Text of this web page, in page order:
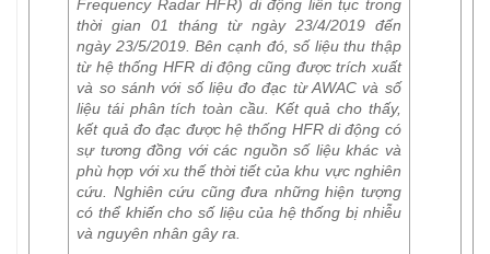
Frequency Radar HFR) di động liên tục trong
thời gian 01 tháng từ ngày 23/4/2019 đến
ngày 23/5/2019. Bên cạnh đó, số liệu thu thập
từ hệ thống HFR di động cũng được trích xuất
và so sánh với số liệu đo đạc từ AWAC và số
liệu tái phân tích toàn cầu. Kết quả cho thấy,
kết quả đo đạc được hệ thống HFR di động có
sự tương đồng với các nguồn số liệu khác và
phù hợp với xu thế thời tiết của khu vực nghiên
cứu. Nghiên cứu cũng đưa những hiện tượng
có thể khiến cho số liệu của hệ thống bị nhiễu
và nguyên nhân gây ra.